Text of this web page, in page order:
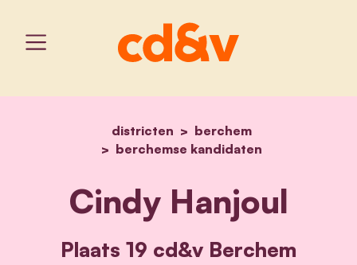
home
districten
berchem
berchemse kandidaten
cindy hanjoul
Cindy Hanjoul
Plaats 19 cd&v Berchem